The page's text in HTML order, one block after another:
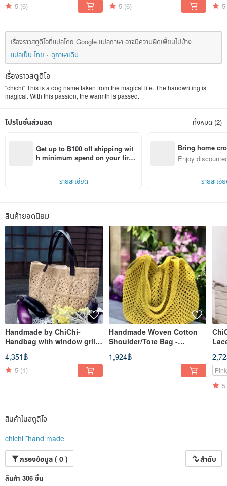
5 (6) 5 (6) 5
เรื่องราวสตูดิโอที่แปลโดย Google แปลภาษา อาจมีความผิดเพี้ยนไปบ้าง
แปลเป็น ไทย
ดูภาษาเดิม
เรื่องราวสตูดิโอ
"chichi" This is a dog name taken from the magical life. The handwriting is
magical. With this passion, the warmth is passed.
โปรโมชั่นส่วนลด ทั้งหมด (2)
Get up to ฿100 off shipping wit
h minimum spend on your first
รายละเอียด
Bring home
n with ease
Enjoy
รายละเอี
สินค้ายอดนิยม
Handmade by ChiChi-
Handbag with window grille
Vegetable tanned leather
and leather handle-Outing
4,351฿
5 (1)
Handmade Woven Cotton
Shoulder/Tote Bag -
Commute / Light Travel /
1,924฿
5
สินค้าในสตูดิโอ
chichi *hand made
กรองข้อมูล ( 0 )
ลำดับ
สินค้า 306 ชิ้น